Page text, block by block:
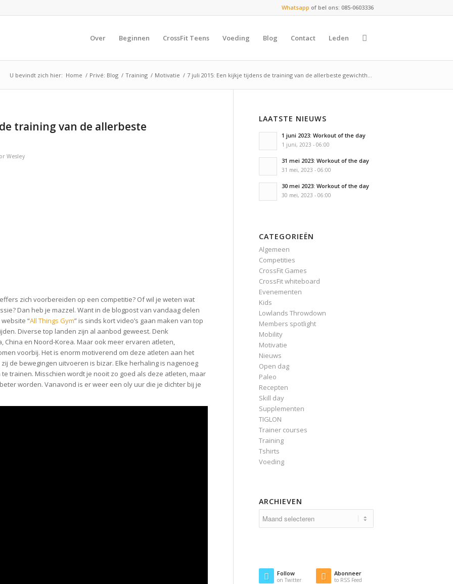
Whatsapp of bel ons: 085-0603336
Over Beginnen CrossFit Teens Voeding Blog Contact Leden
U bevindt zich hier: Home / Privé: Blog / Training / Motivatie / 7 juli 2015: Een kijkje tijdens de training van de allerbeste gewichth...
training van de allerbeste
Wesley
zich voorbereiden op een competitie? Of wil je weten wat
Dan heb je mazzel. Want in de blogpost van vandaag delen
“All Things Gym” is sinds kort video’s gaan maken van top
Diverse top landen zijn al aanbod geweest. Denk
China en Noord-Korea. Maar ook meer ervaren atleten,
voorbij. Het is enorm motiverend om deze atleten aan het
de bewegingen uitvoeren is bizar. Elke herhaling is nagenoeg
trainen. Misschien wordt je nooit zo goed als deze atleten, maar
worden. Vanavond is er weer een oly uur die je dichter bij je
LAATSTE NIEUWS
1 juni 2023: Workout of the day
1 juni, 2023 - 06:00
31 mei 2023: Workout of the day
31 mei, 2023 - 06:00
30 mei 2023: Workout of the day
30 mei, 2023 - 06:00
CATEGORIEËN
Algemeen
Competities
CrossFit Games
CrossFit whiteboard
Evenementen
Kids
Lowlands Throwdown
Members spotlight
Mobility
Motivatie
Nieuws
Open dag
Paleo
Recepten
Skill day
Supplementen
TIGLON
Trainer courses
Training
Tshirts
Voeding
ARCHIEVEN
Follow
on Twitter
Abonneer
to RSS Feed